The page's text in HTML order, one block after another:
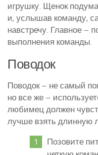
игрушку. Щенок
и, услышав команду,
навстречу. Главное –
выполнения команды.
Поводок
Поводок – не самый
но все же –
любимец должен
лучше взять длинную
Позовите